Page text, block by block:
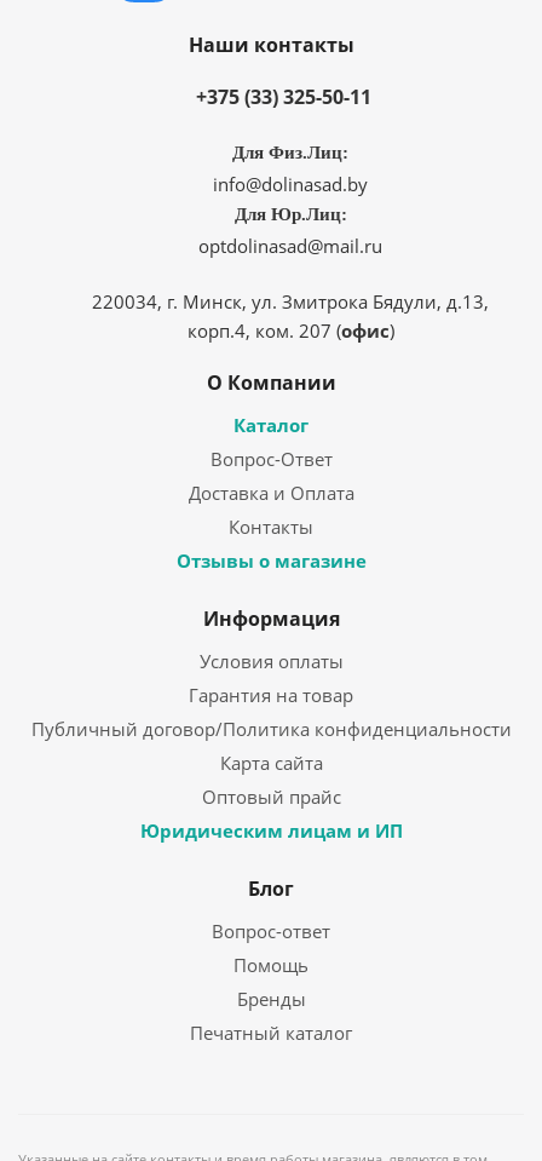
Наши контакты
+375 (33) 325-50-11
Для Физ.Лиц:
info@dolinasad.by
Для Юр.Лиц:
optdolinasad@mail.ru
220034, г. Минск, ул. Змитрока Бядули, д.13,
корп.4, ком. 207 (офис)
О Компании
Каталог
Вопрос-Ответ
Доставка и Оплата
Контакты
Отзывы о магазине
Информация
Условия оплаты
Гарантия на товар
Публичный договор/Политика конфиденциальности
Карта сайта
Оптовый прайс
Юридическим лицам и ИП
Блог
Вопрос-ответ
Помощь
Бренды
Печатный каталог